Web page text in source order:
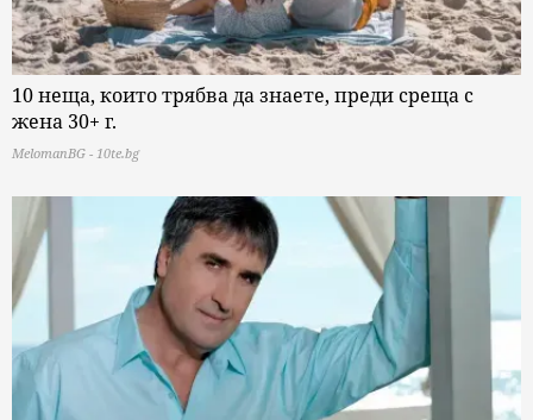
10 неща, които трябва да знаете, преди среща с
жена 30+ г.
MelomanBG - 10te.bg